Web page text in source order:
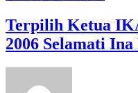
Terpilih Ketua
2006 Selamati